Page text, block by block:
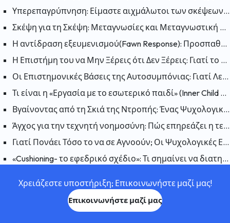
Υπερεπαγρύπνηση: Είμαστε αιχμάλωτοι των σκέψεων μας; Πως μπορούμε να «απελευθερωθούμε»;
Σκέψη για τη Σκέψη: Μεταγνωσίες και Μεταγνωστική Θεραπεία
Η αντίδραση εξευμενισμού(Fawn Response): Προσπαθώντας να κάνετε τον εαυτό σας συμπαθή για να μειώσετε τον κίνδυνο
Η Επιστήμη του να Μην Ξέρεις ότι Δεν Ξέρεις: Γιατί το Φαινόμενο Dunning-Kruger Είναι Παραπλανητικό;
Οι Επιστημονικές Βάσεις της Αυτοσυμπόνιας: Γιατί Λειτουργεί η Αυτοσυμπόνια;
Τι είναι η «Εργασία με το εσωτερικό παιδί» (Inner Child Work); Πώς επηρεάζουν οι πληγές του παρελθόντος το παρόν;
Βγαίνοντας από τη Σκιά της Ντροπής: Ένας Ψυχολογικός Οδηγός για να Συμφιλιωθείτε με τον Εαυτό σας
Άγχος για την τεχνητή νοημοσύνη: Πώς επηρεάζει η τεχνητή νοημοσύνη την ανθρώπινη ψυχολογία;
Γιατί Πονάει Τόσο το να σε Αγνοούν; Οι Ψυχολογικές Επιπτώσεις της Αδιαφορίας
«Cushioning- το εφεδρικό σχέδιο»: Τι σημαίνει να διατηρείται ένα εφεδρικό σχέδιο σε μια σχέση και γιατί συμβαίνει;
Χρειάζεστε υποστήριξη; Επικοινωνήστε μαζί μας!
Επικοινωνήστε μαζί μας